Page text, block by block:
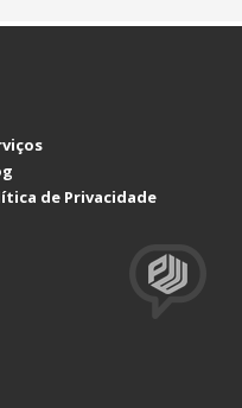
de Privacidade